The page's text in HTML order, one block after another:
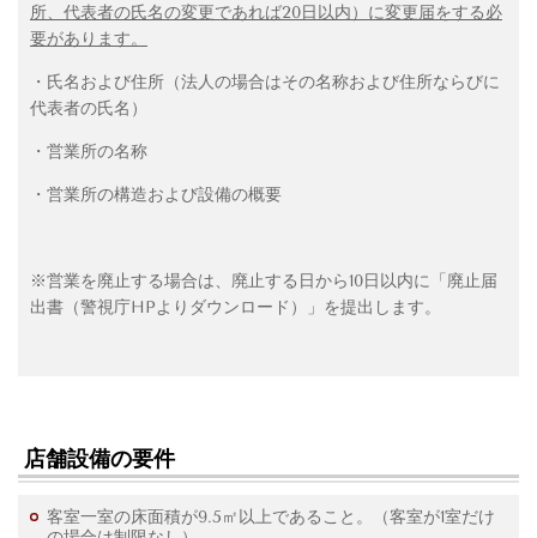
所、代表者の氏名の変更であれば20日以内）に変更届をする必
要があります。
・氏名および住所（法人の場合はその名称および住所ならびに
代表者の氏名）
・営業所の名称
・営業所の構造および設備の概要
※営業を廃止する場合は、廃止する日から10日以内に「廃止届
出書（警視庁HPよりダウンロード）」を提出します。
店舗設備の要件
客室一室の床面積が9.5㎡以上であること。（客室が1室だけ